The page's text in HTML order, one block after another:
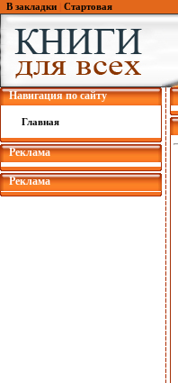
В закладки Стартовая
Навигация по сайту
Главная
Реклама
Реклама